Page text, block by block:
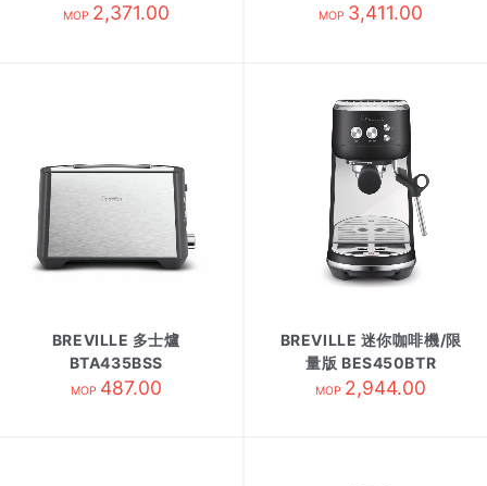
MOP 2,371.00 MOP 3,411.00
BREVILLE 多士爐
BTA435BSS
MOP 487.00
BREVILLE 迷你咖啡機/限
量版 BES450BTR
MOP 2,944.00